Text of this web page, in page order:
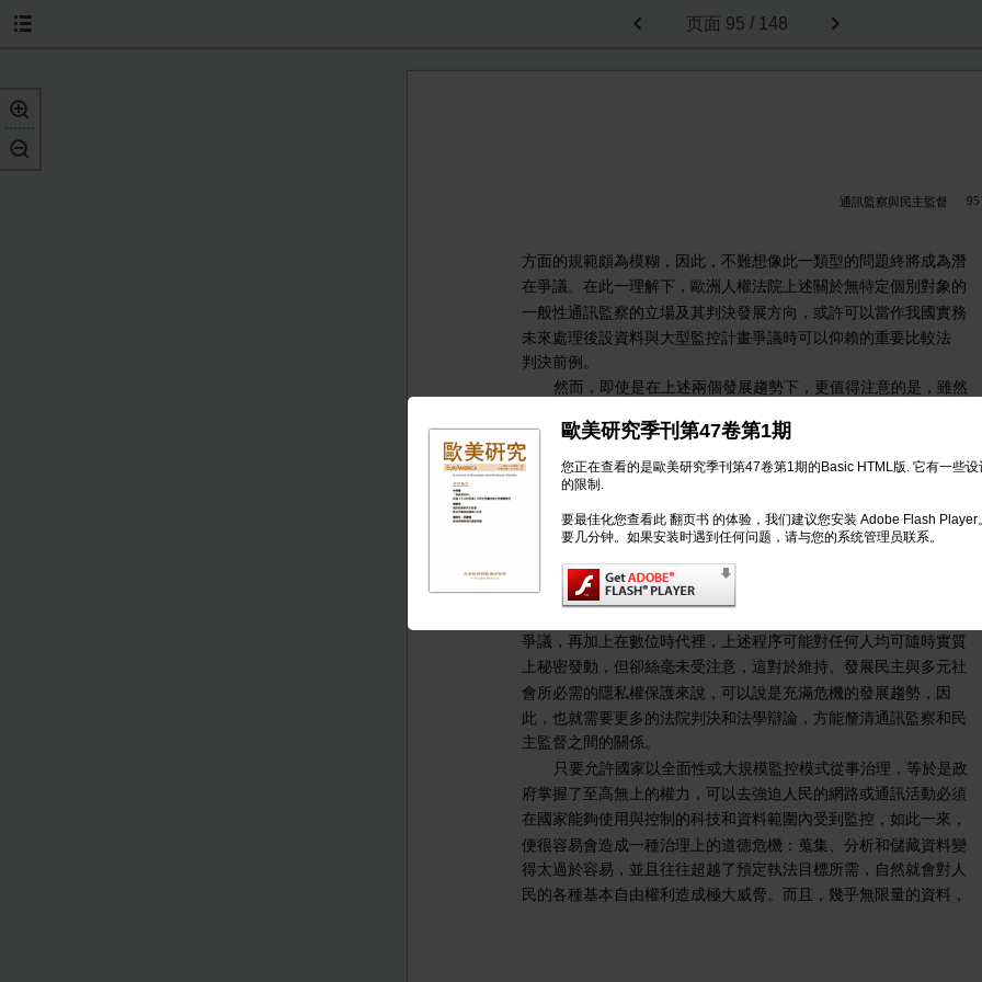
歐美研究季刊第47卷第1期
您正在查看的是歐美研究季刊第47卷第1期的Basic HTML版. 它有一些
的限制.
要最佳化您查看此 翻页书 的体验，我们建议您安装 Adobe Flash Player
要几分钟。如果安装时遇到任何问题，请与您的系统管理员联系。
页面 95 / 148
通訊監察與民主監督 95
方面的規範頗為模糊，因此，不難想像此一類型的問題終將成為潛
在爭議。在此一理解下，歐洲人權法院上述關於無特定個別對象的
一般性通訊監察的立場及其判決發展方向，或許可以當作我國實務
未來處理後設資料與大型監控計畫爭議時可以仰賴的重要比較法
判決前例。
然而，即使是在上述兩個發展趨勢下，更值得注意的是，雖然
落實且擴張了歐洲人權公約第
8條保障個人通訊隱私免於干預的要
求，甚至也對目前各國方興未艾的一般性監控措施表達了基本立
場。不過，由於「國安通訊監察程序」與「刑事偵查程序」兩者之
間的界線，在常態性大型監控計畫的盛行下，極可能出現模糊化的
傾向，加上各種資料庫的建立和運用逐漸成為同時出現在公部門與
私部門的常態，以及一般個人的通訊活動隨時隨地均可留下數位足
跡，在數位資訊取得易如反掌的情況下，到底在何種條件下，才算
爭議，再加上在數位時代裡，上述程序可能對任何人均可隨時實質
上秘密發動，但卻絲毫未受注意，這對於維持、發展民主與多元社
會所必需的隱私權保護來說，可以說是充滿危機的發展趨勢，因
此，也就需要更多的法院判決和法學辯論，方能釐清通訊監察和民
主監督之間的關係。
只要允許國家以全面性或大規模監控模式從事治理，等於是政
府掌握了至高無上的權力，可以去強迫人民的網路或通訊活動必須
在國家能夠使用與控制的科技和資料範圍內受到監控，如此一來，
便很容易會造成一種治理上的道德危機：蒐集、分析和儲藏資料變
得太過於容易，並且往往超越了預定執法目標所需，自然就會對人
民的各種基本自由權利造成極大威脅。而且，幾乎無限量的資料，